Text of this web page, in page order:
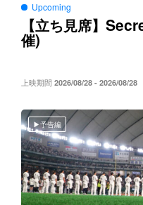
Upcoming
【立ち見席】
催)
上映期間 2026/08/28 - 2026/08/28
予告編